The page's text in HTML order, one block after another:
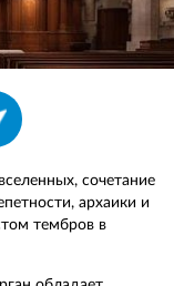
сочетание
архаики и
тембров в